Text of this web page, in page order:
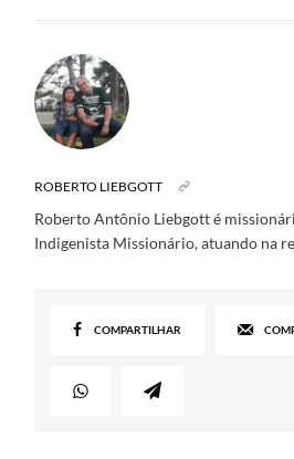
ROBERTO LIEBGOTT
Roberto Antônio Liebgott é
Indigenista Missionário, atuando na
COMPARTILHAR